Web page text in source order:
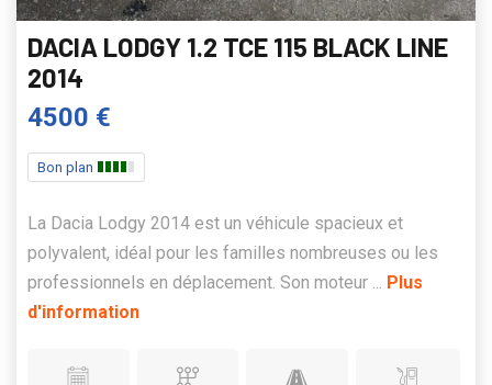
DACIA LODGY 1.2 TCE 115 BLACK LINE
2014
4500 €
Bon plan
La Dacia Lodgy 2014 est un véhicule spacieux et
polyvalent, idéal pour les familles nombreuses ou les
professionnels en déplacement. Son moteur ... Plus
d'information